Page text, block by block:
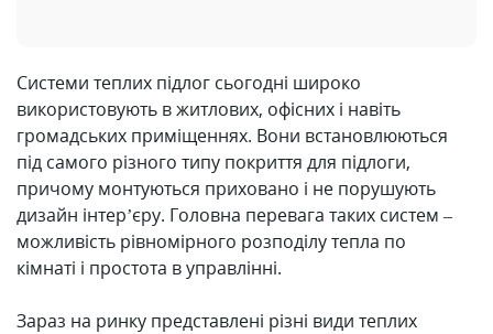
Системи теплих підлог сьогодні широко
використовують в житлових, офісних і навіть
громадських приміщеннях. Вони встановлюються
під самого різного типу покриття для підлоги,
причому монтуються приховано і не порушують
дизайн інтер’єру. Головна перевага таких систем –
можливість рівномірного розподілу тепла по
кімнаті і простота в управлінні.
Зараз на ринку представлені різні види теплих